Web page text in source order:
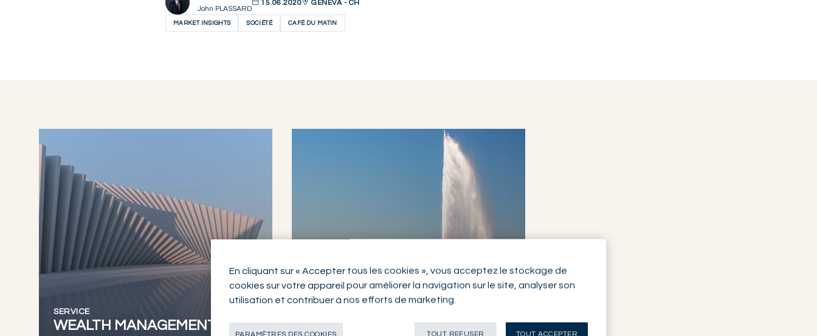
John PLASSARD
15.06.2020 GENEVA - CH
MARKET INSIGHTS SOCIÉTÉ CAFÉ DU MATIN
SERVICE
WEALTH MANAGEMENT
RÉSEAU
GENEVA
SWITZERLAND
En cliquant sur « Accepter tous les cookies », vous acceptez le stockage de
cookies sur votre appareil pour améliorer la navigation sur le site, analyser son
utilisation et contribuer à nos efforts de marketing.
PARAMÈTRES DES COOKIES TOUT REFUSER TOUT ACCEPTER